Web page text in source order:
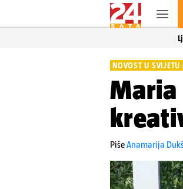
NOVOST U SVIJETU
Maria
PišeAnamarija